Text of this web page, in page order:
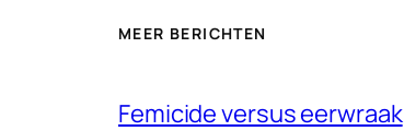
MEER BERICHTEN
Femicide versus eerwraak